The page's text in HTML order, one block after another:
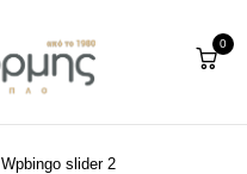
0
Wpbingo slider 2